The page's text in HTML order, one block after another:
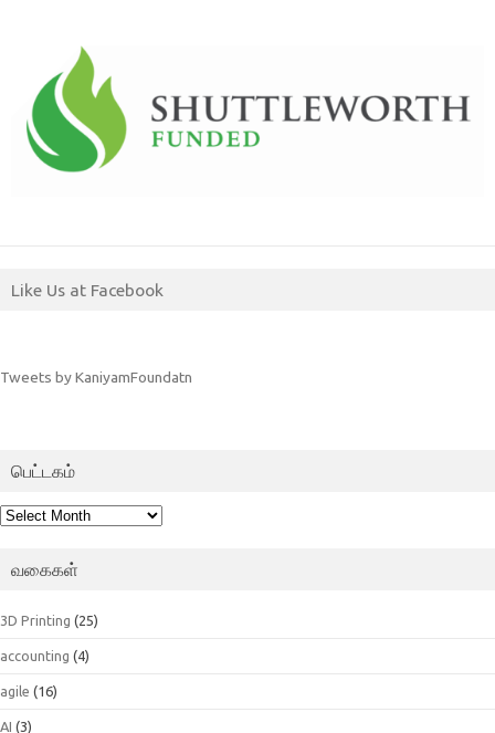
Like Us at Facebook
Tweets by KaniyamFoundatn
பெட்டகம்
பெட்டகம்
வகைகள்
3D Printing (25)
accounting (4)
agile (16)
AI (3)